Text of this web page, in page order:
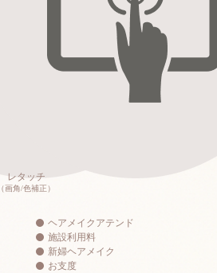
レタッチ
（画角/色補正）
ヘアメイクアテンド
施設利用料
新婦ヘアメイク
お支度